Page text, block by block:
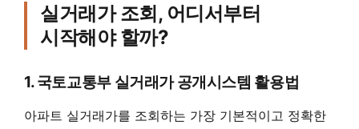
실거래가 조회, 어디서부터
시작해야 할까?
1. 국토교통부 실거래가 공개시스템 활용법
아파트 실거래가를 조회하는 가장 기본적이고 정확한